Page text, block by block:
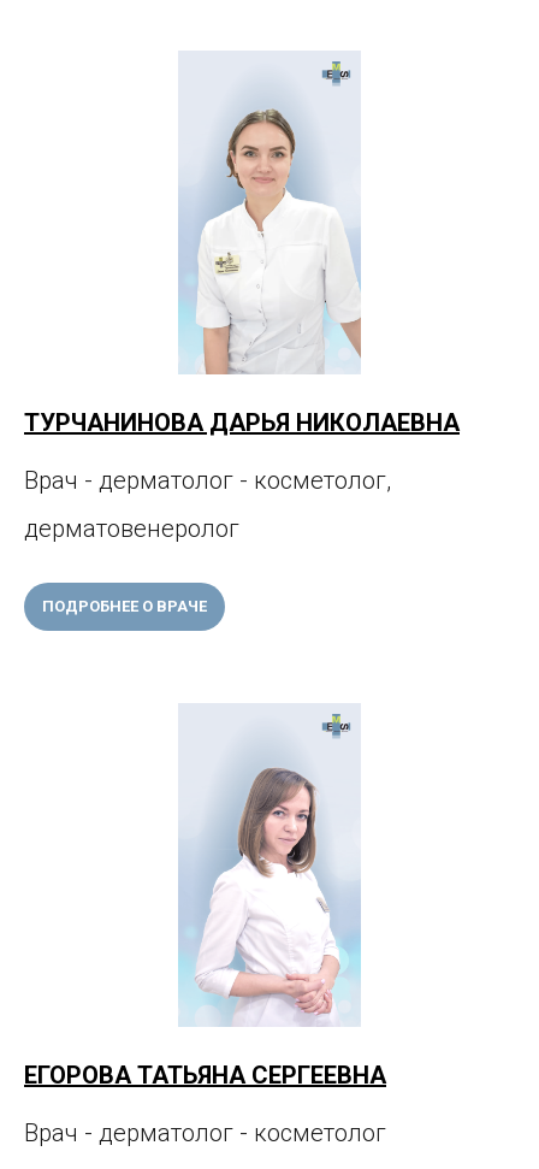
ТУРЧАНИНОВА ДАРЬЯ НИКОЛАЕВНА
Врач - дерматолог - косметолог,
дерматовенеролог
ПОДРОБНЕЕ О ВРАЧЕ
ЕГОРОВА ТАТЬЯНА СЕРГЕЕВНА
Врач - дерматолог - косметолог